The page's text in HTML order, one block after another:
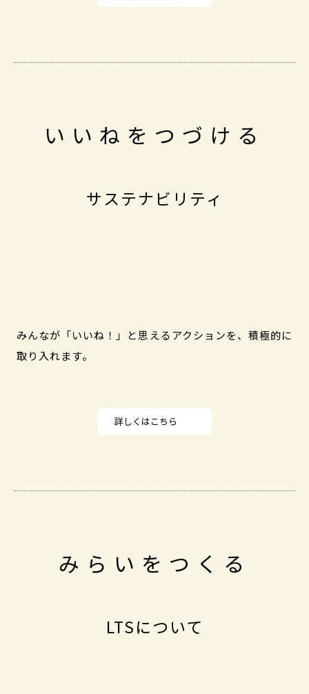
いいねをつづける
サステナビリティ
みんなが「いいね！」と思えるアクションを、積極的に
取り入れます。
詳しくはこちら
みらいをつくる
LTSについて